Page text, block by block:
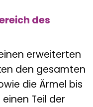
des
erweiterten
den gesamten
die Ärmel bis
Teil der